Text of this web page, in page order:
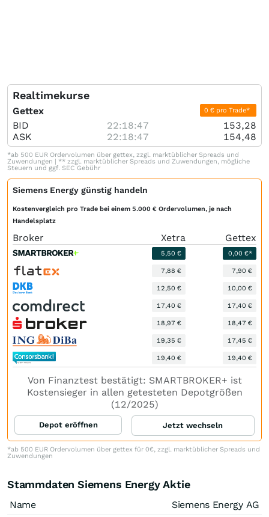
Realtimekurse
Gettex 0 € pro Trade*
BID 22:18:47
153,28
ASK
22:18:47 154,48
*ab 500 EUR Ordervolumen über gettex, zzgl. marktüblicher Spreads und
Zuwendungen | ** zzgl. marktüblicher Spreads und Zuwendungen, mögliche
Steuern und ggf. SEC Gebühr
Siemens Energy günstig handeln
Kostenvergleich pro Trade bei einem 5.000 € Ordervolumen, je nach
Handelsplatz
Broker Xetra Gettex
5,50 € 0,00 €*
7,88 € 7,90 €
12,50 € 10,00 €
17,40 € 17,40 €
18,97 € 18,47 €
19,35 € 17,45 €
19,40 € 19,40 €
Von Finanztest bestätigt: SMARTBROKER+ ist
Kostensieger in allen getesteten Depotgrößen
(12/2025)
Depot eröffnen Jetzt wechseln
*ab 500 EUR Ordervolumen über gettex für 0€, zzgl. marktüblicher Spreads und
Zuwendungen
Stammdaten Siemens Energy Aktie
Name Siemens Energy AG